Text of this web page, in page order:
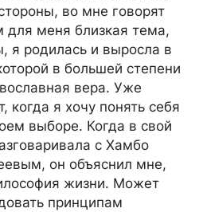
во мне говорят
для меня близкая тема,
я родилась и выросла в
в большей степени
вера. Уже
когда я хочу понять себя
выборе. Когда в свой
с Хамбо
он объяснил мне,
жизни. Может
принципам